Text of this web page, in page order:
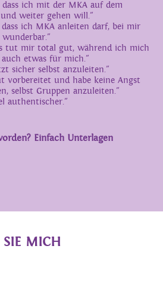
ich mit der MKA auf dem
weiter gehen will."
ich MKA anleiten darf, bei mir
wunderbar."
tut mir total gut, während ich mich
etwas für mich."
sicher selbst anzuleiten."
vorbereitet und habe keine Angst
selbst Gruppen anzuleiten."
authentischer."
Einfach Unterlagen
SIE MICH